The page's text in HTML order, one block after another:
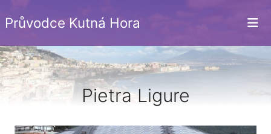
Průvodce Kutná Hora
Pietra Ligure